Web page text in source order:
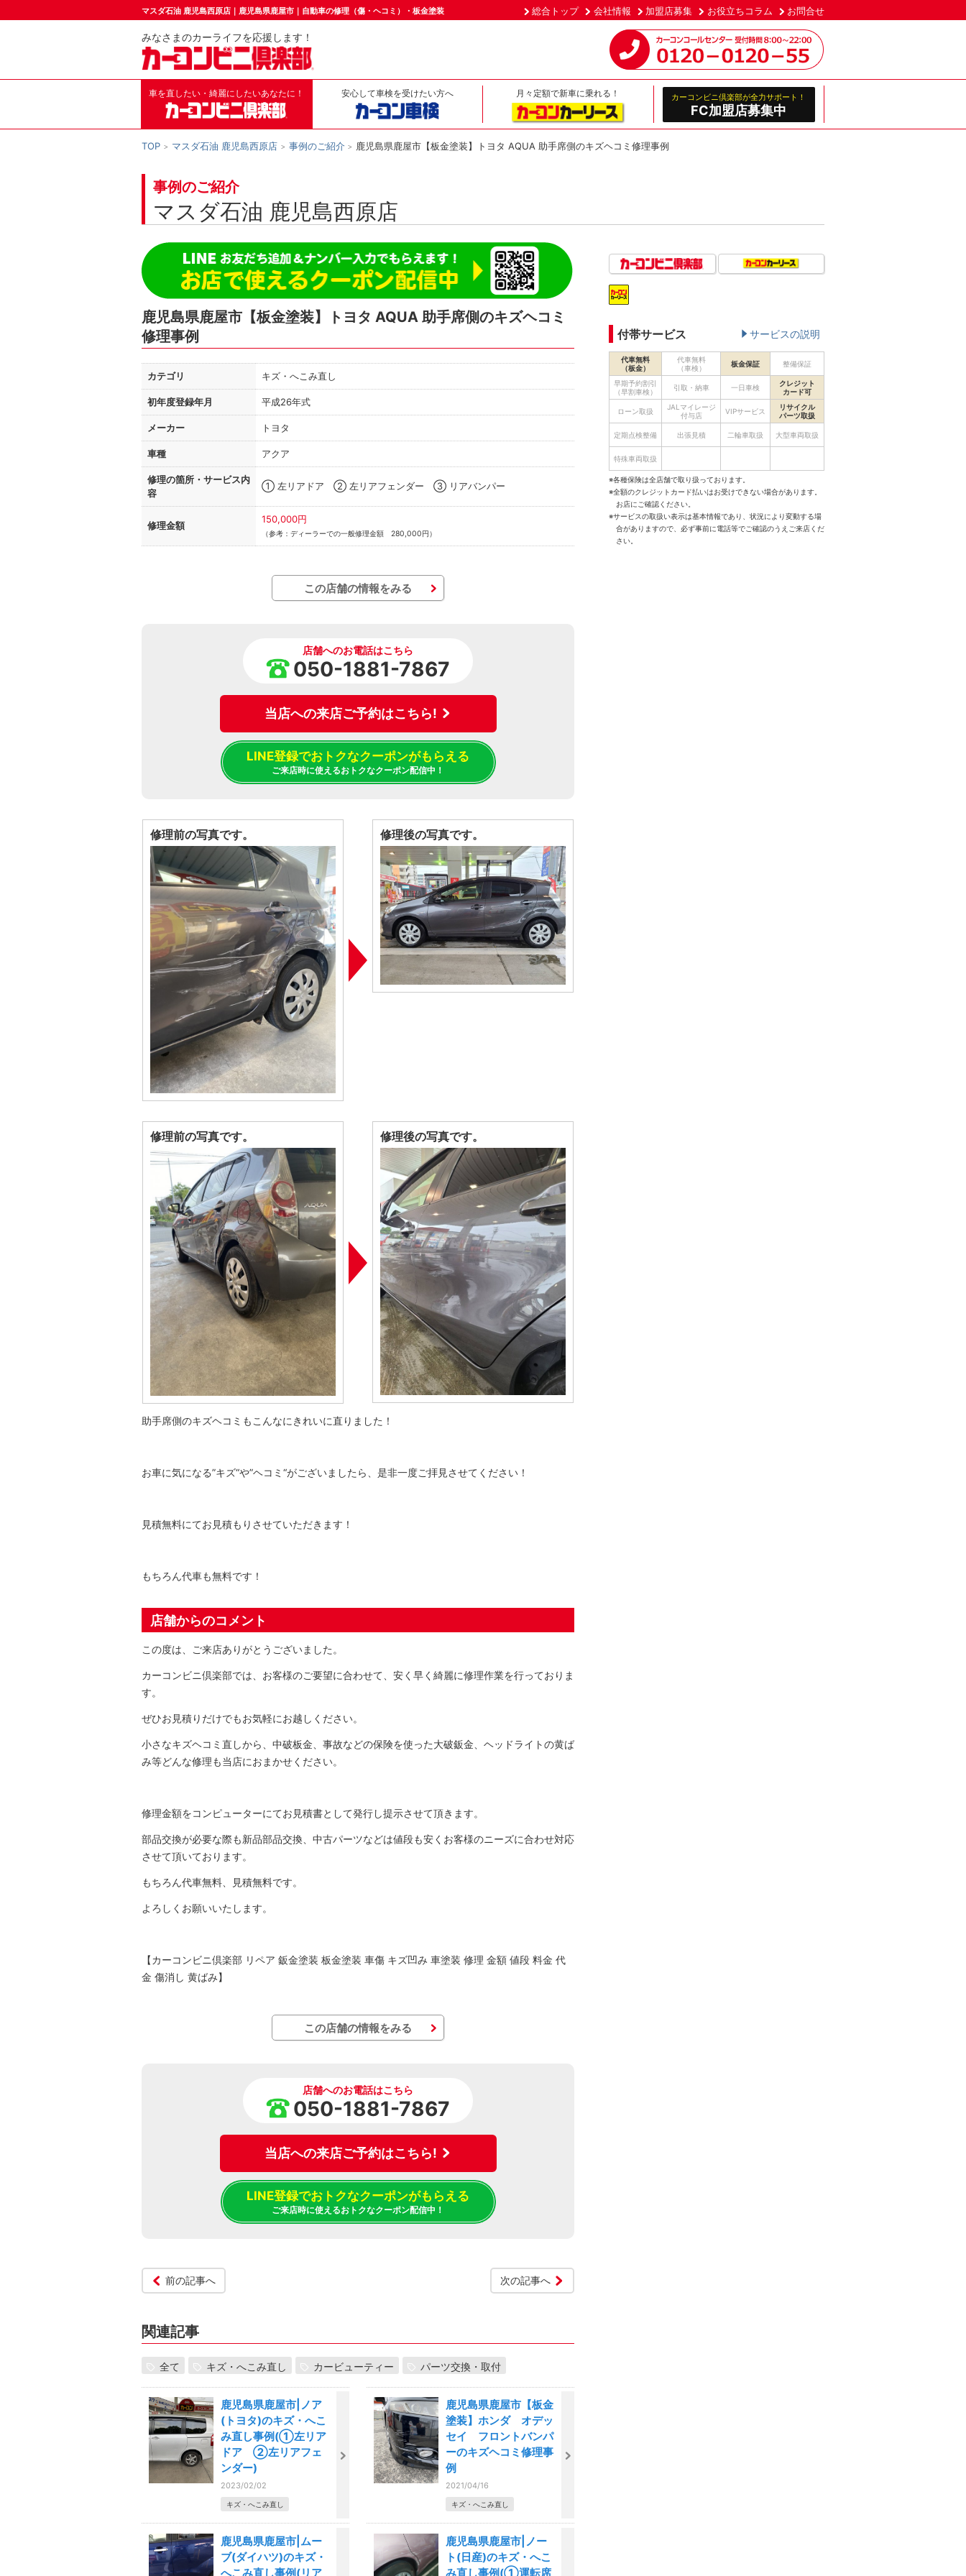
マスダ石油 鹿児島西原店｜鹿児島県鹿屋市｜自動車の修理（傷・ヘコミ）・板金塗装 総合トップ 会社情報 加盟店募集 お役立ちコラム お問合せ
みなさまのカーライフを応援します！
車を直したい・綺麗にしたいあなたに！ 安心して車検を受けたい方へ 月々定額で新車に乗れる！ カーコンビニ倶楽部が全力サポート！
FC加盟店募集中
TOP マスダ石油 鹿児島西原店 事例のご紹介 鹿児島県鹿屋市【板金塗装】トヨタ AQUA 助手席側のキズヘコミ修理事例
事例のご紹介
マスダ石油 鹿児島西原店
鹿児島県鹿屋市【板金塗装】トヨタ AQUA 助手席側のキズヘコミ
修理事例
カテゴリ キズ・へこみ直し
初年度登録年月 平成26年式
メーカー トヨタ
車種 アクア
修理の箇所・ サービス内
容
① 左リアドア ② 左リアフェンダー ③ リアバンパー
修理金額
150,000円
（参考：ディーラーでの一般修理金額 280,000円）
この店舗の情報をみる
店舗へのお電話はこちら
050-1881-7867
当店への来店ご予約はこちら!
LINE登録でおトクなクーポンがもらえる
ご来店時に使えるおトクなクーポン配信中！
修理前の写真です。 修理後の写真です。
修理前の写真です。 修理後の写真です。
助手席側のキズヘコミもこんなにきれいに直りました！
お車に気になる”キズ“や”ヘコミ“がございましたら、是非一度ご拝見させてください！
見積無料にてお見積もりさせていただきます！
もちろん代車も無料です！
店舗からのコメント
この度は、ご来店ありがとうございました。
カーコンビニ倶楽部では、お客様のご要望に合わせて、安く早く綺麗に修理作業を行っておりま
す。
ぜひお見積りだけでもお気軽にお越しください。
小さなキズヘコミ直しから、中破板金、事故などの保険を使った大破鈑金、ヘッドライトの黄ば
み等どんな修理も当店におまかせください。
修理金額をコンピューターにてお見積書として発行し提示させて頂きます。
部品交換が必要な際も新品部品交換、中古パーツなどは値段も安くお客様のニーズに合わせ対応
させて頂いております。
もちろん代車無料、見積無料です。
よろしくお願いいたします。
【カーコンビニ倶楽部 リペア 鈑金塗装 板金塗装 車傷 キズ凹み 車塗装 修理 金額 値段 料金 代
金 傷消し 黄ばみ】
この店舗の情報をみる
店舗へのお電話はこちら
050-1881-7867
当店への来店ご予約はこちら!
LINE登録でおトクなクーポンがもらえる
ご来店時に使えるおトクなクーポン配信中！
前の記事へ 次の記事へ
関連記事
全て キズ・へこみ直し カービューティー パーツ交換・取付
鹿児島県鹿屋市|ノア
(トヨタ)のキズ・へこ
み直し事例(①左リア
ドア ②左リアフェ
ンダー)
2023/02/02
キズ・へこみ直し
鹿児島県鹿屋市【板金
塗装】ホンダ オデッ
セイ フロントバンパ
ーのキズヘコミ修理事
例
2021/04/16
キズ・へこみ直し
鹿児島県鹿屋市|ムー
ブ(ダイハツ)のキズ・
へこみ直し事例(リア
鹿児島県鹿屋市|ノー
ト(日産)のキズ・へこ
み直し事例(①運転席
付帯サービス サービスの説明
代車無料
（板金）
代車無料
（車検）
板金保証 整備保証
早期予約割引
（早割車検）
引取・納車 一日車検
クレジット
カード可
ローン取扱
JALマイレージ
付与店
VIPサービス
リサイクル
パーツ取扱
定期点検整備 出張見積 二輪車取扱 大型車両取扱
特殊車両取扱
※各種保険は全店舗で取り扱っております。
※全額のクレジットカード払いはお受けできない場合があります。
お店にご確認ください。
※サービスの取扱い表示は基本情報であり、状況により変動する場
合がありますので、必ず事前に電話等でご確認のうえご来店くだ
さい。